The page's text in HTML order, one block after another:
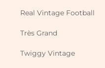
Real Vintage Football
Très Grand
Twiggy Vintage